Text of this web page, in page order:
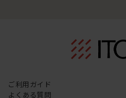
ご利用ガイド
よくある質問